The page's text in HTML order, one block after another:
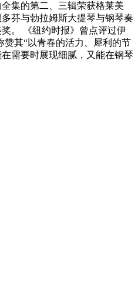
集的第二、三辑荣获格莱美
芬与勃拉姆斯大提琴与钢琴奏
。 《纽约时报》曾点评过伊
赞其“以青春的活力、犀利的节
需要时展现细腻，又能在钢琴